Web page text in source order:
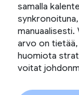
samalla
arvo on
huomiota
voitat